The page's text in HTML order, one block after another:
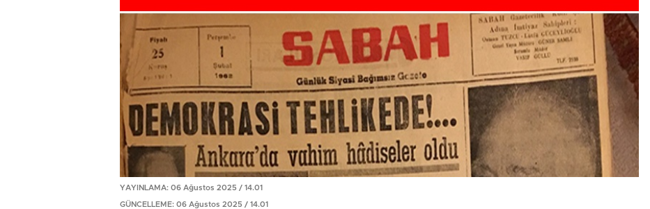
YAYINLAMA: 06 Ağustos 2025 / 14.01
GÜNCELLEME: 06 Ağustos 2025 / 14.01